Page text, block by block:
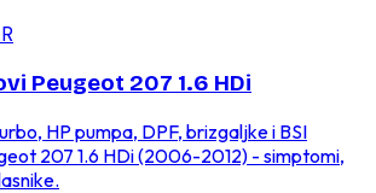
Peugeot 207 1.6 HDi
HP pumpa, DPF, brizgaljke i BSI
207 1.6 HDi (2006-2012) - simptomi,